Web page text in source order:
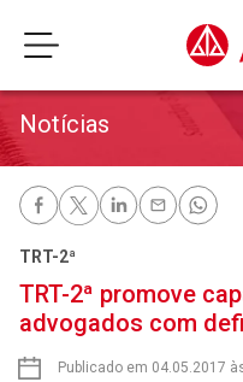
Notícias
TRT-2ª
TRT-2ª promove
advogados com
Publicado em 04.05.2017